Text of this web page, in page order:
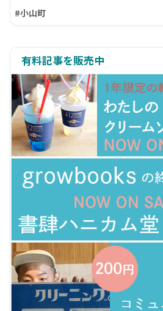
#小山町
有料記事を販売中